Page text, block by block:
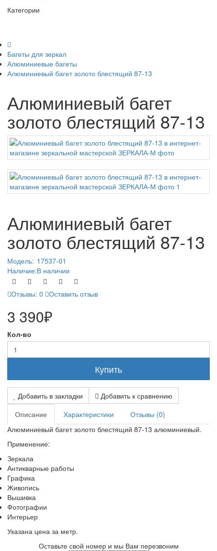
Категории
Багеты для зеркал
Алюминиевые багеты
Алюминиевый багет золото блестящий 87-13
Алюминиевый багет
золото блестящий 87-13
Алюминиевый багет
золото блестящий 87-13
Модель: 17537-01
Наличие:В наличии
Отзывы: 0 Оставить отзыв
3 390₽
Кол-во
Купить
Добавить в закладки
Добавить к сравнению
Описание
Характеристики
Отзывы (0)
Алюминиевый багет золото блестящий 87-13 алюминиевый.
Применение:
Зеркала
Антикварные работы
Графика
Живопись
Вышивка
Фотографии
Интерьер
Указана цена за метр.
Оставьте свой номер и мы Вам перезвоним